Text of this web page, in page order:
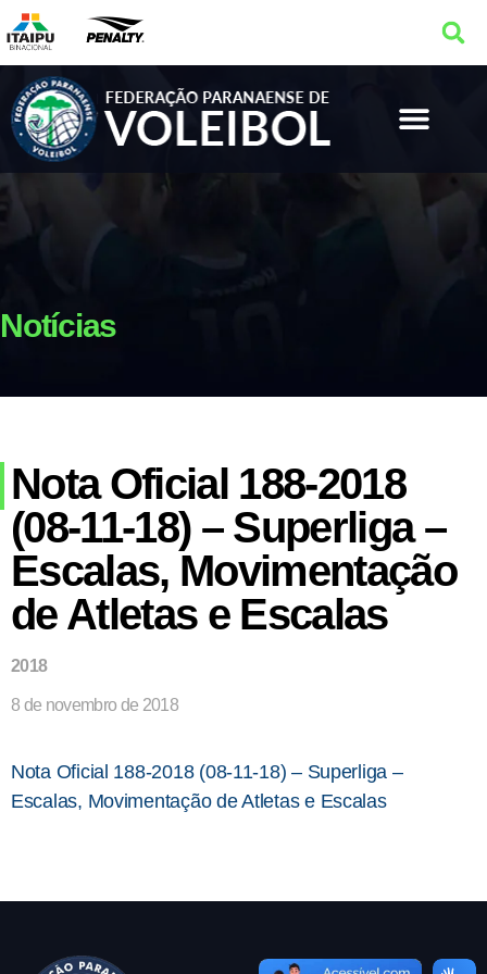
Notícias
Nota Oficial 188-2018
(08-11-18) – Superliga –
Escalas, Movimentação
de Atletas e Escalas
2018
8 de novembro de 2018
Nota Oficial 188-2018 (08-11-18) – Superliga –
Escalas, Movimentação de Atletas e Escalas